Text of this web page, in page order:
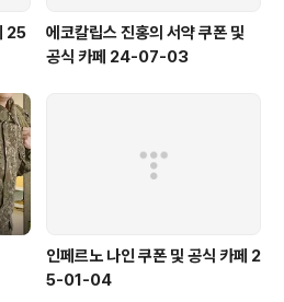
에코칼립스 진홍의 서약 쿠폰 및
공식 카페 24-07-03
인페르노 나인 쿠폰 및 공식 카페 2
5-01-04